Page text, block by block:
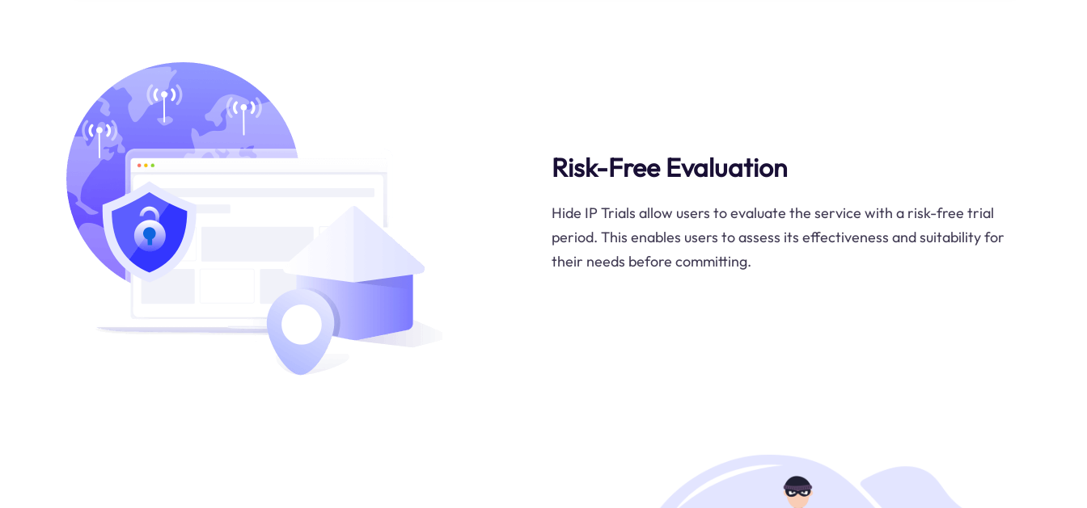
Risk-Free Evaluation
Hide IP Trials allow users to evaluate the service with a risk-free trial
period. This enables users to assess its effectiveness and suitability for
their needs before committing.